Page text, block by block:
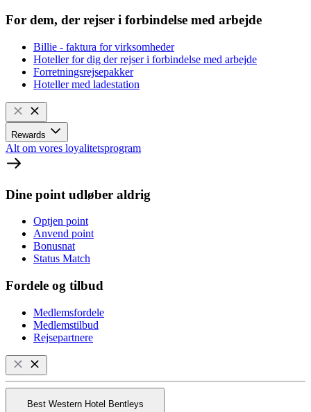
For dem, der rejser i forbindelse med arbejde
Billie - faktura for virksomheder
Hoteller for dig der rejser i forbindelse med arbejde
Forretningsrejsepakker
Hoteller med ladestation
Rewards
Alt om vores loyalitetsprogram
Dine point udløber aldrig
Optjen point
Anvend point
Bonusnat
Status Match
Fordele og tilbud
Medlemsfordele
Medlemstilbud
Rejsepartnere
Best Western Hotel Bentleys